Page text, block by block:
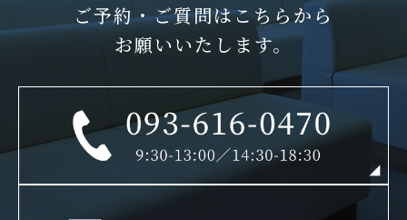
ご予約・ご質問はこちらから
お願いいたします。